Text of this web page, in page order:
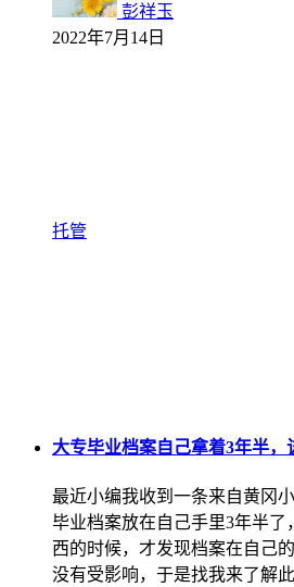
彭祥玉
2022年7月14日
托管
大专毕业档案自己拿着3年半，
最近小编我收到一条来自黄冈
毕业档案放在自己手里3年半了
西的时候，才发现档案在自己
没有受影响，于是找我来了解